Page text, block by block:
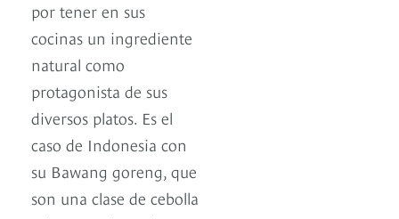
por tener en sus
cocinas un ingrediente
natural como
protagonista de sus
diversos platos. Es el
caso de Indonesia con
su Bawang goreng, que
son una clase de cebolla